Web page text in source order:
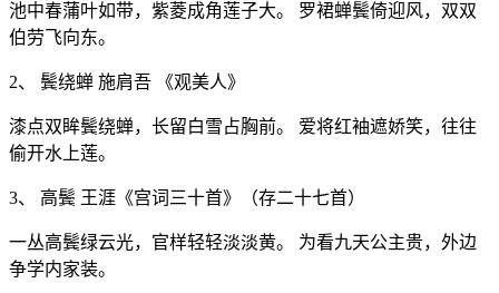
池中春蒲叶如带，紫菱成角莲子大。 罗裙蝉鬓倚迎风，双双
伯劳飞向东。
2、 鬓绕蝉 施肩吾 《观美人》
漆点双眸鬓绕蝉，长留白雪占胸前。 爱将红袖遮娇笑，往往
偷开水上莲。
3、 高鬓 王涯《宫词三十首》（存二十七首）
一丛高鬓绿云光，官样轻轻淡淡黄。 为看九天公主贵，外边
争学内家装。